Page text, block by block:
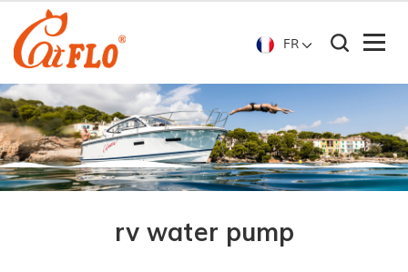
FR
rv water pump